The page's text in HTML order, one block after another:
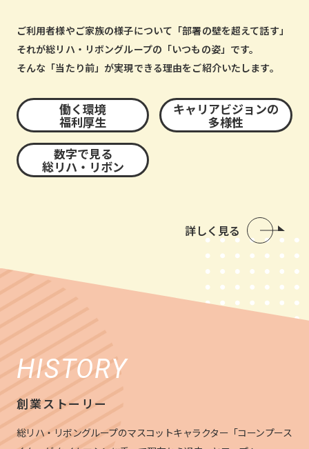
ご利用者様やご家族の様子について「部署の壁を超えて話す」
それが総リハ・リボングループの「いつもの姿」です。
そんな「当たり前」が実現できる理由をご紹介いたします。
働く環境
福利厚生
キャリアビジョンの
多様性
数字で見る
総リハ・リボン
詳しく見る
HISTORY
創業ストーリー
総リハ・リボングループのマスコットキャラクター「コーンプース